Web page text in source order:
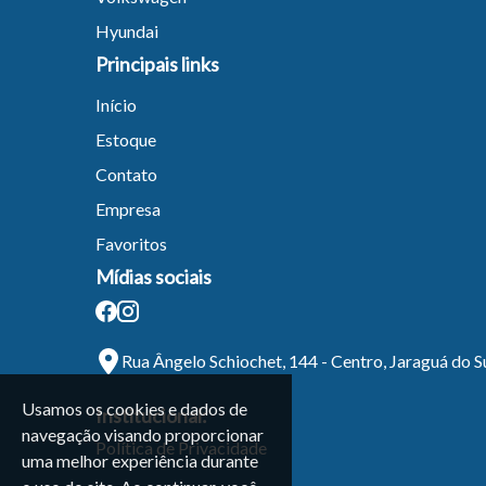
Usamos os cookies e dados de
navegação visando proporcionar
uma melhor experiência durante
Hyundai
Principais links
Início
Estoque
Contato
Empresa
Favoritos
Mídias sociais
Rua Ângelo Schiochet, 144 - Centro, Jaraguá do
Institucional:
Política de Privacidade